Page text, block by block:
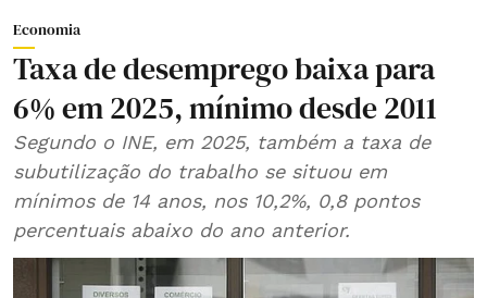
Economia
Taxa de desemprego baixa para
6% em 2025, mínimo desde 2011
Segundo o INE, em 2025, também a taxa de
subutilização do trabalho se situou em
mínimos de 14 anos, nos 10,2%, 0,8 pontos
percentuais abaixo do ano anterior.